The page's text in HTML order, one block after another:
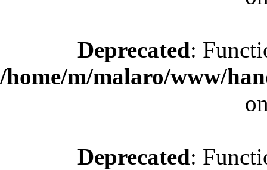
Deprecated:
/home/m/malaro/www/
Deprecated: